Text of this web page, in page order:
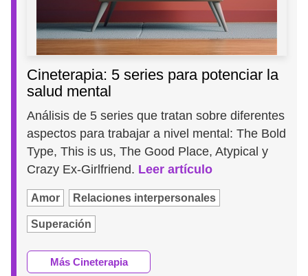
Cineterapia: 5 series para potenciar la
salud mental
Análisis de 5 series que tratan sobre diferentes
aspectos para trabajar a nivel mental: The Bold
Type, This is us, The Good Place, Atypical y
Crazy Ex-Girlfriend. Leer artículo
Amor Relaciones interpersonales
Superación
Más Cineterapia